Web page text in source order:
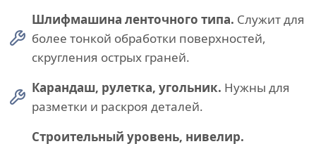
Шлифмашина ленточного типа. Служит для
более тонкой обработки поверхностей,
скругления острых граней.
Карандаш, рулетка, угольник. Нужны для
разметки и раскроя деталей.
Строительный уровень, нивелир.